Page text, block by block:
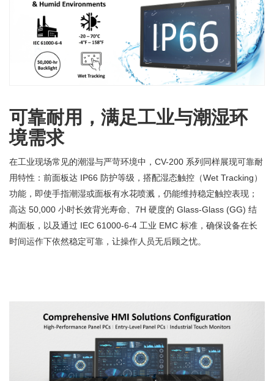
可靠耐用，满足工业与潮湿环
境需求
在工业现场常见的潮湿与严苛环境中，CV-200 系列同样展现可靠耐
用特性：前面板达 IP66 防护等级，搭配湿态触控（Wet Tracking）
功能，即使手指潮湿或面板有水花喷溅，仍能维持稳定触控表现；
高达 50,000 小时长效背光寿命、7H 硬度的 Glass-Glass (GG) 结
构面板，以及通过 IEC 61000-6-4 工业 EMC 标准，确保设备在长
时间运作下依然稳定可靠，让操作人员无后顾之忧。